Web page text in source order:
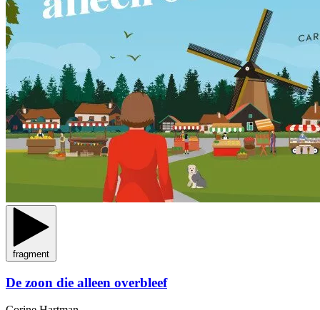
fragment
De zoon die alleen overbleef